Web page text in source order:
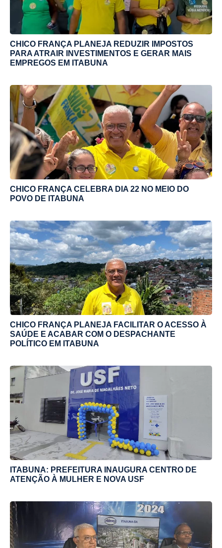
CHICO FRANÇA PLANEJA REDUZIR IMPOSTOS
PARA ATRAIR INVESTIMENTOS E GERAR MAIS
EMPREGOS EM ITABUNA
CHICO FRANÇA CELEBRA DIA 22 NO MEIO DO
POVO DE ITABUNA
CHICO FRANÇA PLANEJA FACILITAR O ACESSO À
SAÚDE E ACABAR COM O DESPACHANTE
POLÍTICO EM ITABUNA
ITABUNA: PREFEITURA INAUGURA CENTRO DE
ATENÇÃO À MULHER E NOVA USF